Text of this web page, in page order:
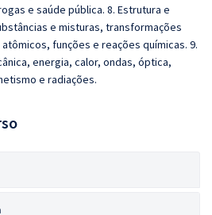
e saúde pública. 8. Estrutura e
e misturas, transformações
funções e reações químicas. 9.
energia, calor, ondas, óptica,
e radiações.